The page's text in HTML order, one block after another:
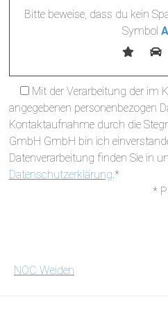
Bitte beweise, dass du kein
Symbol
Mit der Verarbeitung der im
angegebenen personenbezogen
Kontaktaufnahme durch die
GmbH GmbH bin ich
Datenverarbeitung finden Sie in
Datenschutzerklärung.*
*
NOC Weiden